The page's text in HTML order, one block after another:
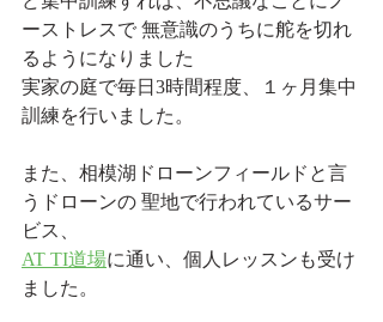
ーストレスで 無意識のうちに舵を切れ
るようになりました
実家の庭で毎日3時間程度、１ヶ月集中
訓練を行いました。
また、相模湖ドローンフィールドと言
うドローンの 聖地で行われているサー
ビス、
AT TI道場に通い、個人レッスンも受け
ました。